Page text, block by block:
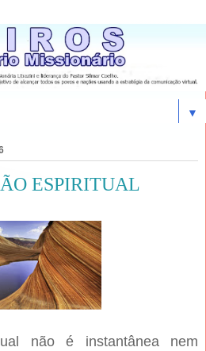
▼
ESPIRITUAL
não é instantânea nem